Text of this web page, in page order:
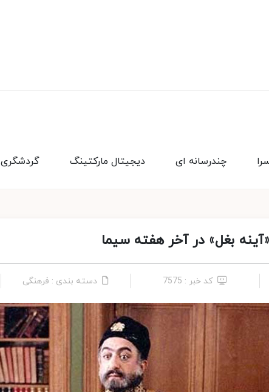
گردشگری دیجیتال مارکتینگ چندرسانه ای
بغل» در آخر هفته سیما
کد خبر : 7575 دسته بندی : فرهنگی